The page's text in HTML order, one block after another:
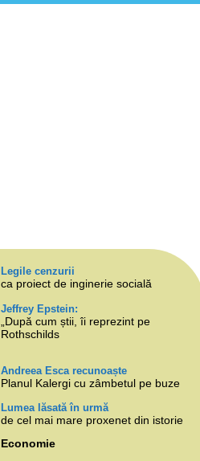
Legile cenzurii
ca proiect de inginerie socială
Jeffrey Epstein:
„După cum știi, îi reprezint pe
Rothschilds
Andreea Esca recunoaște
Planul Kalergi cu zâmbetul pe buze
Lumea lăsată în urmă
de cel mai mare proxenet din istorie
Economie